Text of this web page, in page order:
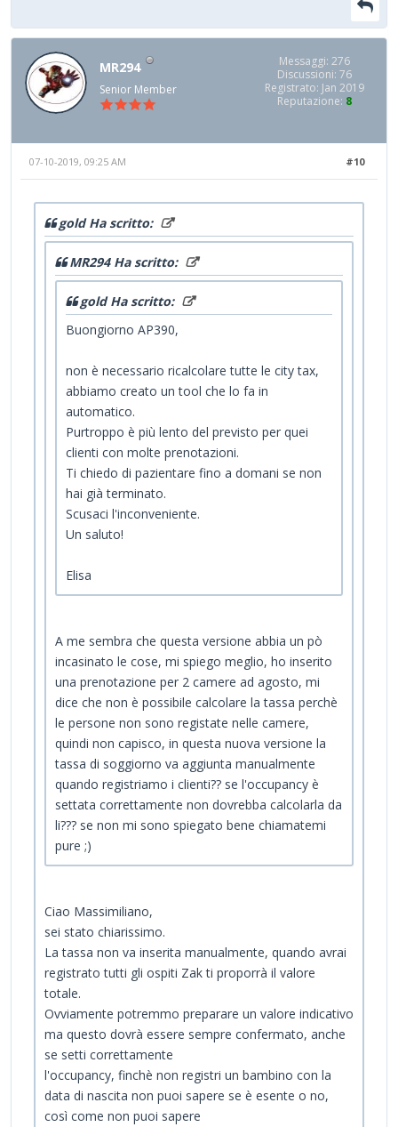
MR294
Senior Member
Messaggi: 276
Discussioni: 76
Registrato: Jan 2019
Reputazione: 8
#10
07-10-2019, 09:25 AM
gold Ha scritto:
MR294 Ha scritto:
gold Ha scritto:
Buongiorno AP390,
non è necessario ricalcolare tutte le city tax,
abbiamo creato un tool che lo fa in
automatico.
Purtroppo è più lento del previsto per quei
clienti con molte prenotazioni.
Ti chiedo di pazientare fino a domani se non
hai già terminato.
Scusaci l'inconveniente.
Un saluto!
Elisa
A me sembra che questa versione abbia un pò
incasinato le cose, mi spiego meglio, ho inserito
una prenotazione per 2 camere ad agosto, mi
dice che non è possibile calcolare la tassa perchè
le persone non sono registate nelle camere,
quindi non capisco, in questa nuova versione la
tassa di soggiorno va aggiunta manualmente
quando registriamo i clienti?? se l'occupancy è
settata correttamente non dovrebba calcolarla da
li??? se non mi sono spiegato bene chiamatemi
pure ;)
Ciao Massimiliano,
sei stato chiarissimo.
La tassa non va inserita manualmente, quando avrai
registrato tutti gli ospiti Zak ti proporrà il valore
totale.
Ovviamente potremmo preparare un valore indicativo
ma questo dovrà essere sempre confermato, anche
se setti correttamente
l'occupancy, finchè non registri un bambino con la
data di nascita non puoi sapere se è esente o no,
così come non puoi sapere